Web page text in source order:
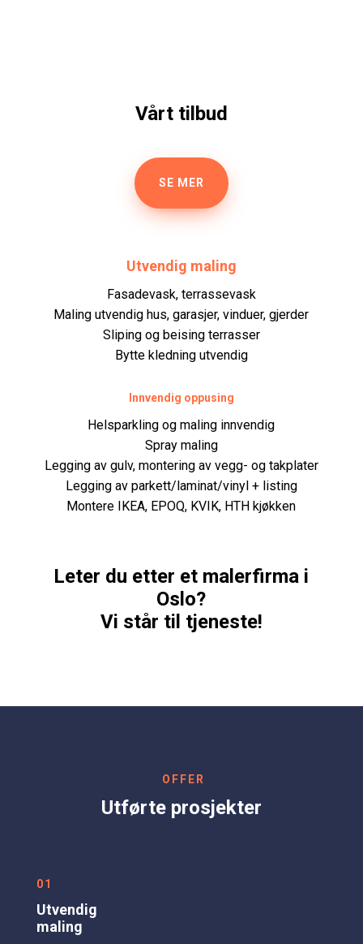
Vårt tilbud
SE MER
Utvendig maling
Fasadevask, terrassevask
Maling utvendig hus, garasjer, vinduer, gjerder
Sliping og beising terrasser
Bytte kledning utvendig
Innvendig oppusing
Helsparkling og maling innvendig
Spray maling
Legging av gulv, montering av vegg- og takplater
Legging av parkett/laminat/vinyl + listing
Montere IKEA, EPOQ, KVIK, HTH kjøkken
Leter du etter et malerfirma i
Oslo?
Vi står til tjeneste!
OFFER
Utførte prosjekter
01
Utvendig
maling